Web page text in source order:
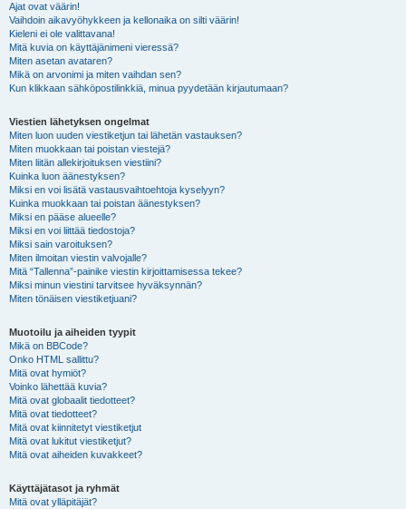
Ajat ovat väärin!
Vaihdoin aikavyöhykkeen ja kellonaika on silti väärin!
Kieleni ei ole valittavana!
Mitä kuvia on käyttäjänimeni vieressä?
Miten asetan avataren?
Mikä on arvonimi ja miten vaihdan sen?
Kun klikkaan sähköpostilinkkiä, minua pyydetään kirjautumaan?
Viestien lähetyksen ongelmat
Miten luon uuden viestiketjun tai lähetän vastauksen?
Miten muokkaan tai poistan viestejä?
Miten liitän allekirjoituksen viestiini?
Kuinka luon äänestyksen?
Miksi en voi lisätä vastausvaihtoehtoja kyselyyn?
Kuinka muokkaan tai poistan äänestyksen?
Miksi en pääse alueelle?
Miksi en voi liittää tiedostoja?
Miksi sain varoituksen?
Miten ilmoitan viestin valvojalle?
Mitä “Tallenna”-painike viestin kirjoittamisessa tekee?
Miksi minun viestini tarvitsee hyväksynnän?
Miten tönäisen viestiketjuani?
Muotoilu ja aiheiden tyypit
Mikä on BBCode?
Onko HTML sallittu?
Mitä ovat hymiöt?
Voinko lähettää kuvia?
Mitä ovat globaalit tiedotteet?
Mitä ovat tiedotteet?
Mitä ovat kiinnitetyt viestiketjut
Mitä ovat lukitut viestiketjut?
Mitä ovat aiheiden kuvakkeet?
Käyttäjätasot ja ryhmät
Mitä ovat ylläpitäjät?